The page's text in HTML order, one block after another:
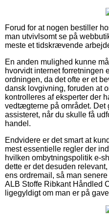
Forud for at nogen bestiller
man utvivlsomt se på
meste et tidskrævende
En anden mulighed kunne
hvorvidt internet forretningen
ordningen, da det ofte er et
dansk lovgivning, foruden at
kontrolleres af eksperter der
vedtægterne på området. Det
assisteret, når du skulle få
handel.
Endvidere er det smart at
mest essentielle regler der
hvilken ombytningspolitik e-
dette er det desuden
ens ordremail, så man
ALB Stoffe Ribkant Håndled
ligegyldigt om man er på